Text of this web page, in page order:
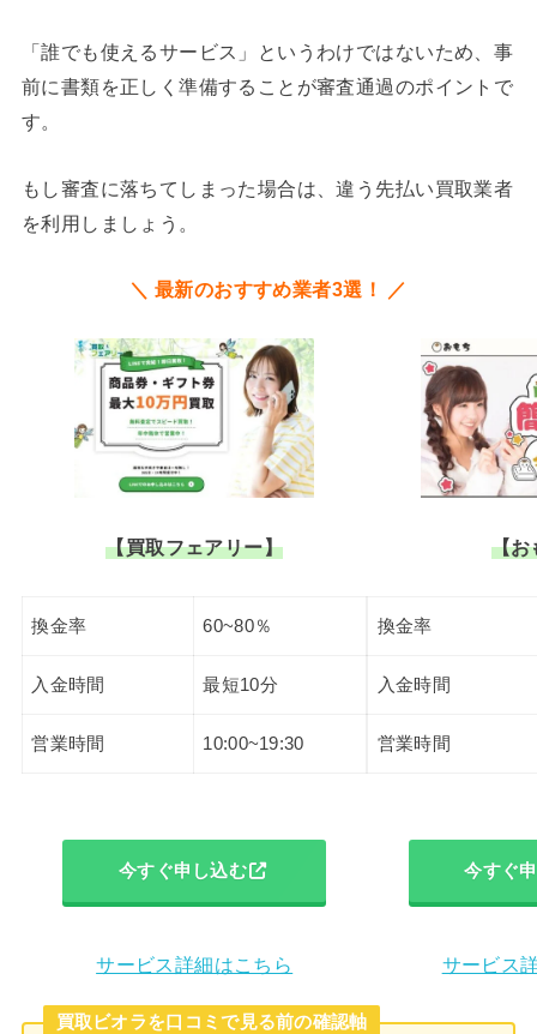
「誰でも使えるサービス」というわけではないため、事
前に書類を正しく準備することが審査通過のポイントで
す。
もし審査に落ちてしまった場合は、違う先払い買取業者
を利用しましょう。
＼ 最新のおすすめ業者3選！ ／
【買取フェアリー】
換金率 60~80％
入金時間 最短10分
営業時間 10:00~19:30
今すぐ申し込む
サービス詳細はこちら
【お
換金率
入金時間
営業時間
今すぐ
サービス
買取ビオラを口コミで見る前の確認軸